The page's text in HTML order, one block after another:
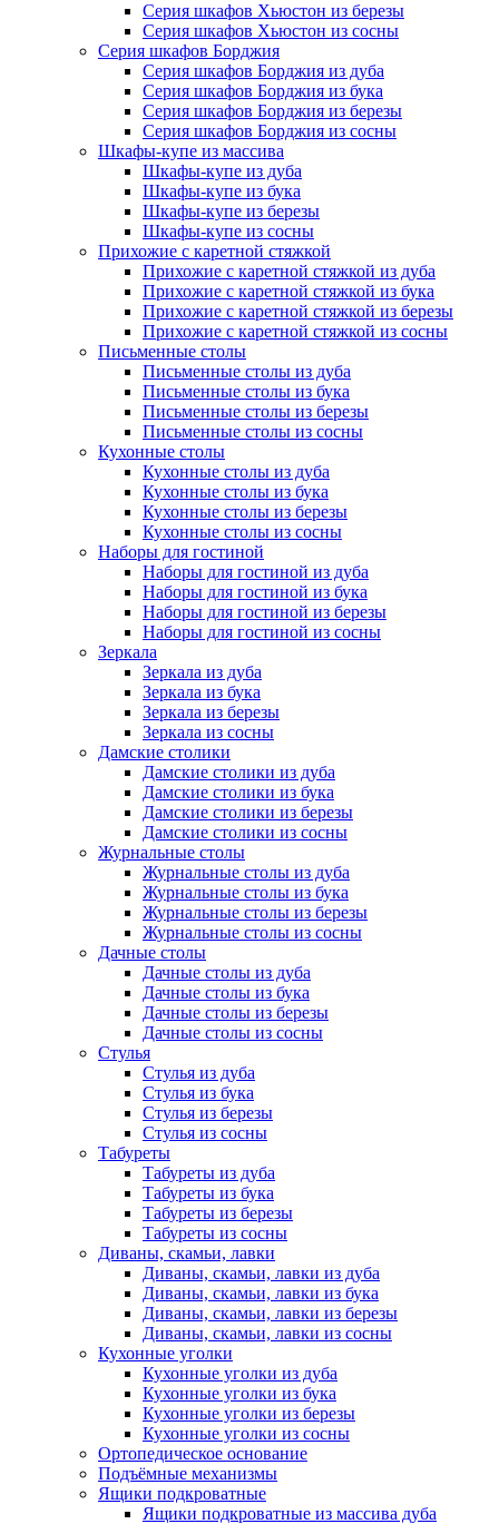
Серия шкафов Хьюстон из березы
Серия шкафов Хьюстон из сосны
Серия шкафов Борджия
Серия шкафов Борджия из дуба
Серия шкафов Борджия из бука
Серия шкафов Борджия из березы
Серия шкафов Борджия из сосны
Шкафы-купе из массива
Шкафы-купе из дуба
Шкафы-купе из бука
Шкафы-купе из березы
Шкафы-купе из сосны
Прихожие с каретной стяжкой
Прихожие с каретной стяжкой из дуба
Прихожие с каретной стяжкой из бука
Прихожие с каретной стяжкой из березы
Прихожие с каретной стяжкой из сосны
Письменные столы
Письменные столы из дуба
Письменные столы из бука
Письменные столы из березы
Письменные столы из сосны
Кухонные столы
Кухонные столы из дуба
Кухонные столы из бука
Кухонные столы из березы
Кухонные столы из сосны
Наборы для гостиной
Наборы для гостиной из дуба
Наборы для гостиной из бука
Наборы для гостиной из березы
Наборы для гостиной из сосны
Зеркала
Зеркала из дуба
Зеркала из бука
Зеркала из березы
Зеркала из сосны
Дамские столики
Дамские столики из дуба
Дамские столики из бука
Дамские столики из березы
Дамские столики из сосны
Журнальные столы
Журнальные столы из дуба
Журнальные столы из бука
Журнальные столы из березы
Журнальные столы из сосны
Дачные столы
Дачные столы из дуба
Дачные столы из бука
Дачные столы из березы
Дачные столы из сосны
Стулья
Стулья из дуба
Стулья из бука
Стулья из березы
Стулья из сосны
Табуреты
Табуреты из дуба
Табуреты из бука
Табуреты из березы
Табуреты из сосны
Диваны, скамьи, лавки
Диваны, скамьи, лавки из дуба
Диваны, скамьи, лавки из бука
Диваны, скамьи, лавки из березы
Диваны, скамьи, лавки из сосны
Кухонные уголки
Кухонные уголки из дуба
Кухонные уголки из бука
Кухонные уголки из березы
Кухонные уголки из сосны
Ортопедическое основание
Подъёмные механизмы
Ящики подкроватные
Ящики подкроватные из массива дуба